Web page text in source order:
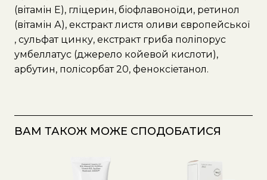
(вітамін Е), гліцерин, біофлавоноїди, ретинол
(вітамін А), екстракт листя оливи європейської
, сульфат цинку, екстракт гриба поліпорус
умбеллатус (джерело койевой кислоти),
арбутин, полісорбат 20, феноксіетанол.
ВАМ ТАКОЖ МОЖЕ СПОДОБАТИСЯ